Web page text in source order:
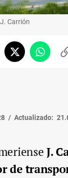
Carrión
Twitter
Actualizado:
J.
de